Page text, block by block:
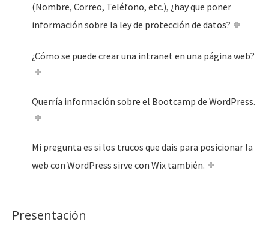
(Nombre, Correo, Teléfono, etc.), ¿hay que poner
información sobre la ley de protección de datos?
¿Cómo se puede crear una intranet en una página web?
Querría información sobre el Bootcamp de WordPress.
Mi pregunta es si los trucos que dais para posicionar la
web con WordPress sirve con Wix también.
Presentación